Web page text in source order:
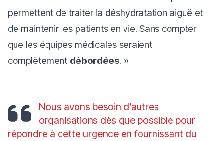
permettent de traiter la déshydratation aiguë et
de maintenir les patients en vie. Sans compter
que les équipes médicales seraient
complètement débordées. »
Nous avons besoin d’autres
organisations dès que possible pour
répondre à cette urgence en fournissant du